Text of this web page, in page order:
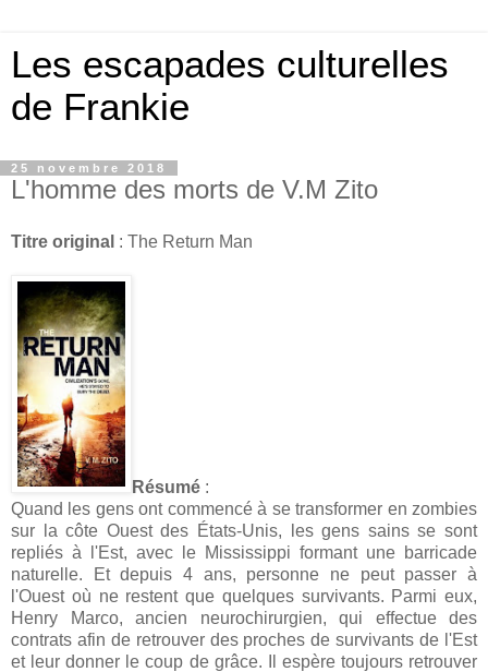
Les escapades culturelles
de Frankie
25 novembre 2018
L'homme des morts de V.M Zito
Titre original : The Return Man
Résumé :
Quand les gens ont commencé à se transformer en zombies
sur la côte Ouest des États-Unis, les gens sains se sont
repliés à l'Est, avec le Mississippi formant une barricade
naturelle. Et depuis 4 ans, personne ne peut passer à
l'Ouest où ne restent que quelques survivants. Parmi eux,
Henry Marco, ancien neurochirurgien, qui effectue des
contrats afin de retrouver des proches de survivants de l'Est
et leur donner le coup de grâce. Il espère toujours retrouver